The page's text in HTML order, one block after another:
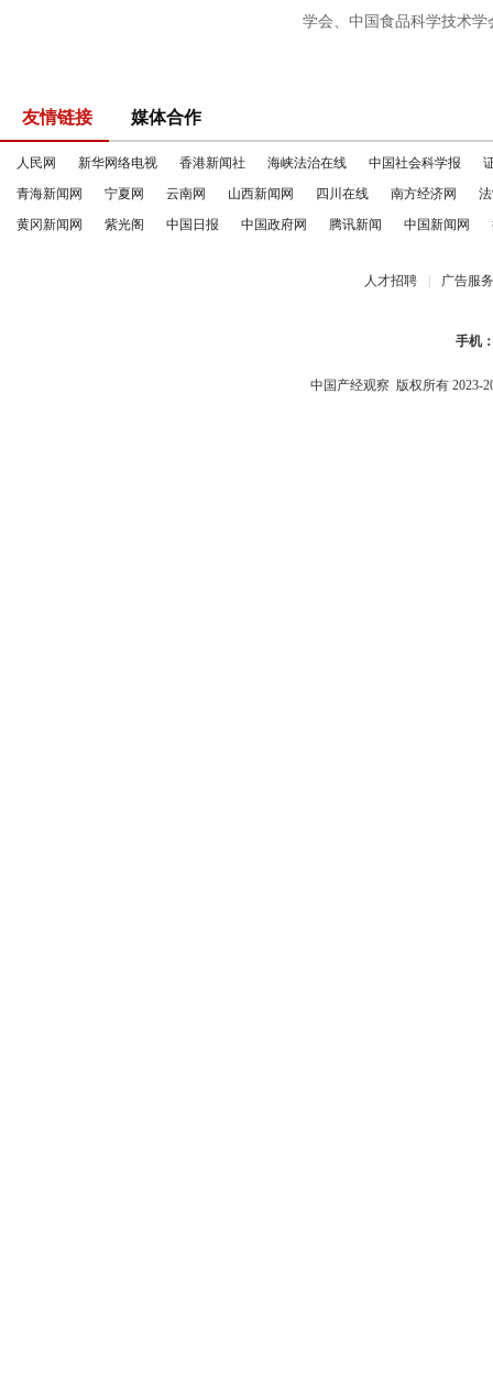
学会、中国食品科学技术
友情链接 媒体合作
人民网 新华网络电视 香港新闻社 海峡法治在线 中国社会科学报
青海新闻网
宁夏网 云南网 山西新闻网 四川在线 南方经济网
黄冈新闻网
紫光阁 中国日报 中国政府网 腾讯新闻 中国新闻网
人才招聘 广告服务
手机
中国产经观察 版权所有 2023-